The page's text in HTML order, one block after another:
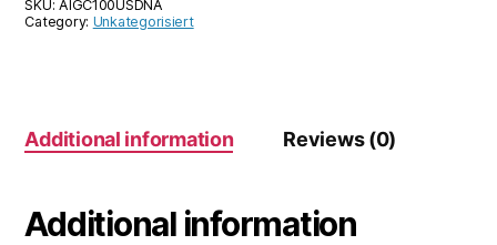
SKU:AIGC100USDNA
Category: Unkategorisiert
Additional information Reviews (0)
Additional information